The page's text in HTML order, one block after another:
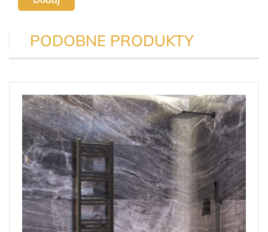
PODOBNE PRODUKTY